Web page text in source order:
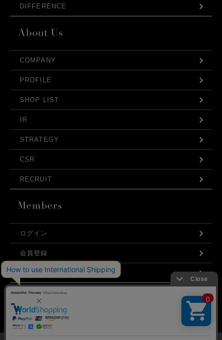
DIFFERENCE
COMPANY
PROFILE
SHOP LIST
IR
STRATEGY
CSR
RECRUIT
ログイン
会員登録
利用規約
お問い合わせ
プライバシーポリシー
弊社はCookieを利用し、Webの利便性向上に努め
ております。「承諾する」をクリックしていただ
くと、お客様に最適な内容を提供することが可能
承諾する